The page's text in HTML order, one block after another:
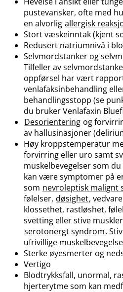
pustevansker, ofte med
en alvorlig allergisk
Stort væskeinntak (kjent
Redusert natriumnivå i
Selvmordstanker og
Tilfeller av
oppførsel har vært
venlafaksinbehandling
behandlingsstopp (se
du bruker Venlafaxin
Desorientering og
av hallusinasjoner
Høy kroppstemperatur
forvirring eller uro samt
muskelbevegelser som
kan være symptomer på
som nevroleptisk malignt
følelser, døsighet,
klossethet, rastløshet,
svetting eller stive
serotonergt syndrom.
ufrivillige
Sterke øyesmerter og
Vertigo
Blodtrykksfall, unormal,
hjerterytme som kan